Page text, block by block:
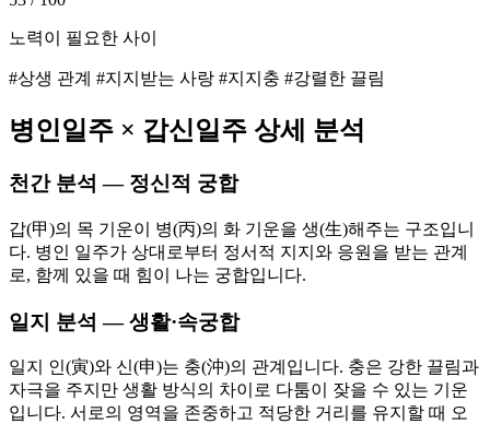
노력이 필요한 사이
#상생 관계 #지지받는 사랑 #지지충 #강렬한 끌림
병인일주 × 갑신일주 상세 분석
천간 분석 — 정신적 궁합
갑(甲)의 목 기운이 병(丙)의 화 기운을 생(生)해주는 구조입니
다. 병인 일주가 상대로부터 정서적 지지와 응원을 받는 관계
로, 함께 있을 때 힘이 나는 궁합입니다.
일지 분석 — 생활·속궁합
일지 인(寅)와 신(申)는 충(沖)의 관계입니다. 충은 강한 끌림과
자극을 주지만 생활 방식의 차이로 다툼이 잦을 수 있는 기운
입니다. 서로의 영역을 존중하고 적당한 거리를 유지할 때 오